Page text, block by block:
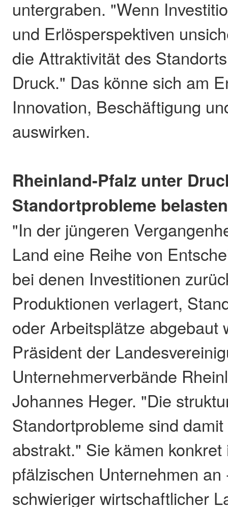
untergraben. "Wenn
und Erlösperspektiven
die Attraktivität des
Druck." Das könne sich am
Innovation, Beschäftigung
auswirken.
Rheinland-Pfalz unter
Standortprobleme
"In der jüngeren
Land eine Reihe von
bei denen Investitionen
Produktionen verlagert,
oder Arbeitsplätze abgebaut
Präsident der
Unternehmerverbände
Johannes Heger. "Die
Standortprobleme sind
abstrakt." Sie kämen
pfälzischen Unternehmen
schwieriger wirtschaftlicher